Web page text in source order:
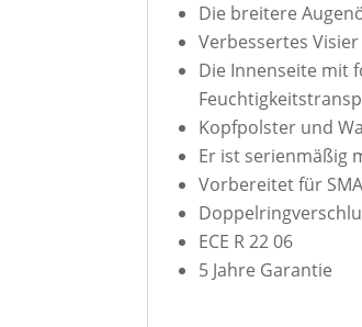
Die breitere
Verbessertes
Die Innenseite mit
Kopfpolster und
Er ist serienmäßig
Vorbereitet für
ECE R 22 06
5 Jahre Garantie